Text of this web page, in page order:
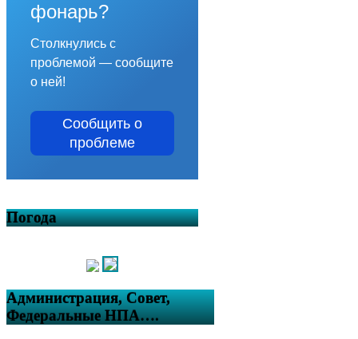
фонарь?
Столкнулись с
проблемой — сообщите
о ней!
Сообщить о
проблеме
Погода
Администрация, Совет,
Федеральные НПА….